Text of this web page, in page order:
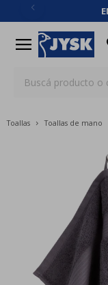
menu
Toallas Toallas de mano
close